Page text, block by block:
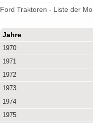
Ford Traktoren - Liste der
Jahre
1970
1971
1972
1973
1974
1975